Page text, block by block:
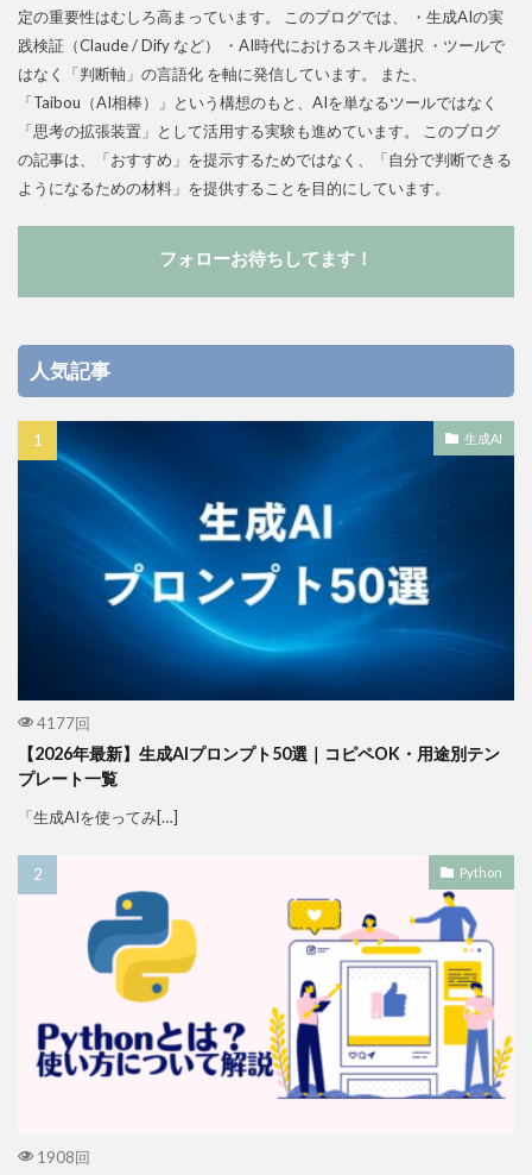
定の重要性はむしろ高まっています。 このブログでは、 ・生成AIの実
践検証（Claude / Dify など） ・AI時代におけるスキル選択 ・ツールで
はなく「判断軸」の言語化 を軸に発信しています。 また、
「Taibou（AI相棒）」という構想のもと、AIを単なるツールではなく
「思考の拡張装置」として活用する実験も進めています。 このブログ
の記事は、「おすすめ」を提示するためではなく、「自分で判断できる
ようになるための材料」を提供することを目的にしています。
フォローお待ちしてます！
人気記事
生成AI
4177回
【2026年最新】生成AIプロンプト50選｜コピペOK・用途別テン
プレート一覧
「生成AIを使ってみ[…]
Python
1908回